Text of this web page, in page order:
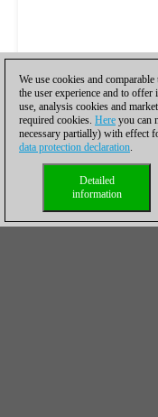
We use cookies and
the user experience and to
use, analysis cookies and
required cookies. Here you can
necessary partially) with effect
data protection declaration.
Detailed
information